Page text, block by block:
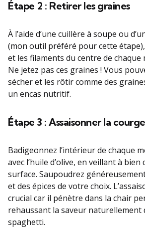
Étape 2 : Retirer les graines
À l’aide d’une cuillère à soupe ou
(mon outil préféré pour cette
et les filaments du centre de chaque
Ne jetez pas ces graines ! Vous
sécher et les rôtir comme des
un encas nutritif.
Étape 3 : Assaisonner la courge
Badigeonnez l’intérieur de chaque
avec l’huile d’olive, en veillant à
surface. Saupoudrez
et des épices de votre choix.
crucial car il pénètre dans la chair
rehaussant la saveur naturellement
spaghetti.